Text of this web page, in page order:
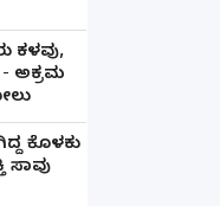
ಕಳವು,
ಅಕ್ರಮ
ಕೊಳಕು
ಸಾವು